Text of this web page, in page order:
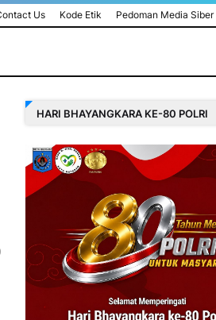
Us Kode Etik Pedoman Media Siber
HARI BHAYANGKARA KE-80 POLRI